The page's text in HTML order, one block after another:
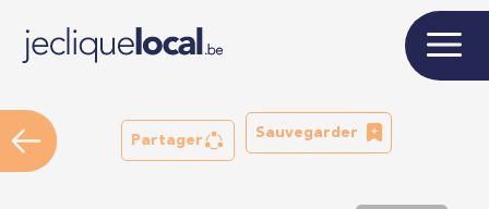
Partager
Sauvegarder